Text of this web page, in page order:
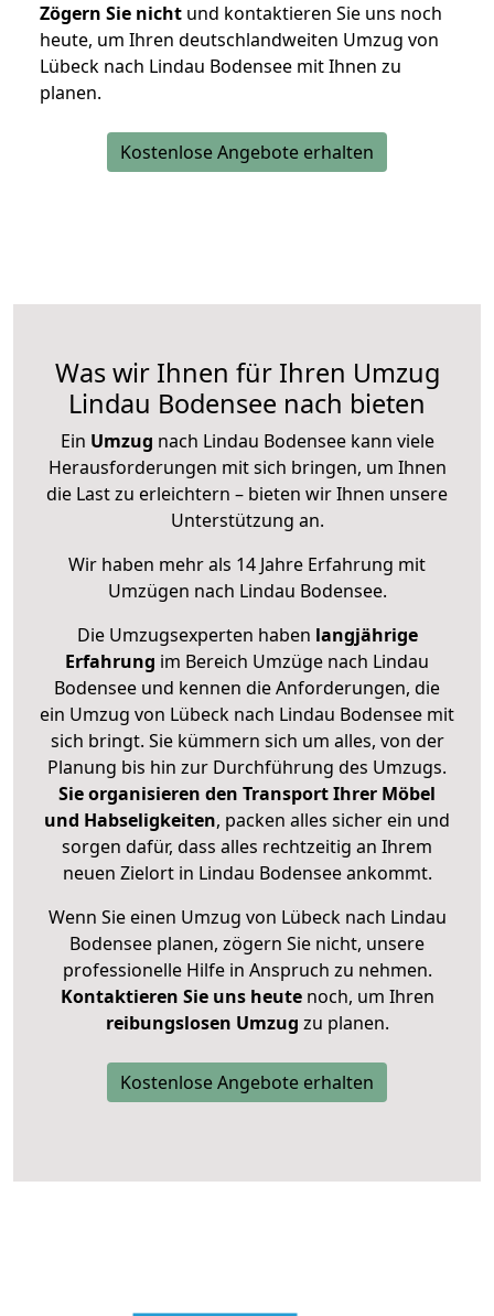
Zögern Sie nicht und kontaktieren Sie uns noch
heute, um Ihren deutschlandweiten Umzug von
Lübeck nach Lindau Bodensee mit Ihnen zu
planen.
Kostenlose Angebote erhalten
Was wir Ihnen für Ihren Umzug
Lindau Bodensee nach bieten
Ein Umzug nach Lindau Bodensee kann viele
Herausforderungen mit sich bringen, um Ihnen
die Last zu erleichtern – bieten wir Ihnen unsere
Unterstützung an.
Wir haben mehr als 14 Jahre Erfahrung mit
Umzügen nach Lindau Bodensee.
Die Umzugsexperten haben langjährige
Erfahrung im Bereich Umzüge nach Lindau
Bodensee und kennen die Anforderungen, die
ein Umzug von Lübeck nach Lindau Bodensee mit
sich bringt. Sie kümmern sich um alles, von der
Planung bis hin zur Durchführung des Umzugs.
Sie organisieren den Transport Ihrer Möbel
und Habseligkeiten, packen alles sicher ein und
sorgen dafür, dass alles rechtzeitig an Ihrem
neuen Zielort in Lindau Bodensee ankommt.
Wenn Sie einen Umzug von Lübeck nach Lindau
Bodensee planen, zögern Sie nicht, unsere
professionelle Hilfe in Anspruch zu nehmen.
Kontaktieren Sie uns heutenoch, um Ihren
reibungslosen Umzug zu planen.
Kostenlose Angebote erhalten